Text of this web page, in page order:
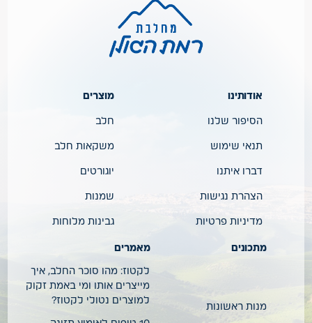
אודותינו
הסיפור שלנו
תנאי שימוש
דברו איתנו
הצהרת נגישות
מדיניות פרטיות
מוצרים
חלב
משקאות חלב
יוגורטים
שמנות
גבינות מלוחות
מתכונים
מנות ראשונות
מאמרים
לקטוז: מהו סוכר החלב, איך
מייצרים אותו ומי באמת זקוק
למוצרים נטולי לקטוז?